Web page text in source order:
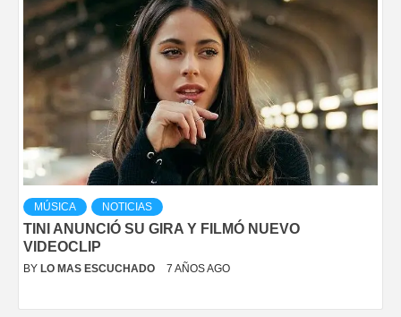
MÚSICA NOTICIAS
TINI ANUNCIÓ SU GIRA Y FILMÓ NUEVO
VIDEOCLIP
BY LO MAS ESCUCHADO 7 AÑOS AGO